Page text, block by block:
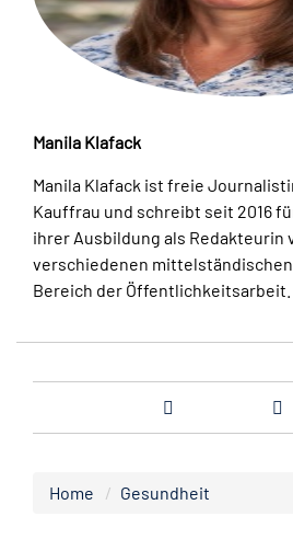
Manila Klafack
Manila Klafack ist freie
Kauffrau und schreibt seit 2016
ihrer Ausbildung als
verschiedenen
Bereich der Öffentlichkeitsarbeit.
Home Gesundheit